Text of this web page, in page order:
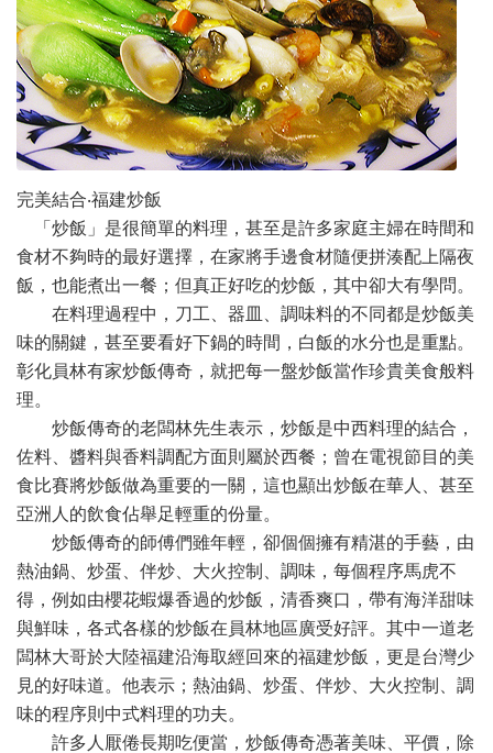
完美結合‧福建炒飯
「炒飯」是很簡單的料理，甚至是許多家庭主婦在時間和
食材不夠時的最好選擇，在家將手邊食材隨便拼湊配上隔夜
飯，也能煮出一餐；但真正好吃的炒飯，其中卻大有學問。
在料理過程中，刀工、器皿、調味料的不同都是炒飯美
味的關鍵，甚至要看好下鍋的時間，白飯的水分也是重點。
彰化員林有家炒飯傳奇，就把每一盤炒飯當作珍貴美食般料
理。
炒飯傳奇的老闆林先生表示，炒飯是中西料理的結合，
佐料、醬料與香料調配方面則屬於西餐；曾在電視節目的美
食比賽將炒飯做為重要的一關，這也顯出炒飯在華人、甚至
亞洲人的飲食佔舉足輕重的份量。
炒飯傳奇的師傅們雖年輕，卻個個擁有精湛的手藝，由
熱油鍋、炒蛋、伴炒、大火控制、調味，每個程序馬虎不
得，例如由櫻花蝦爆香過的炒飯，清香爽口，帶有海洋甜味
與鮮味，各式各樣的炒飯在員林地區廣受好評。其中一道老
闆林大哥於大陸福建沿海取經回來的福建炒飯，更是台灣少
見的好味道。他表示；熱油鍋、炒蛋、伴炒、大火控制、調
味的程序則中式料理的功夫。
許多人厭倦長期吃便當，炒飯傳奇憑著美味、平價，除